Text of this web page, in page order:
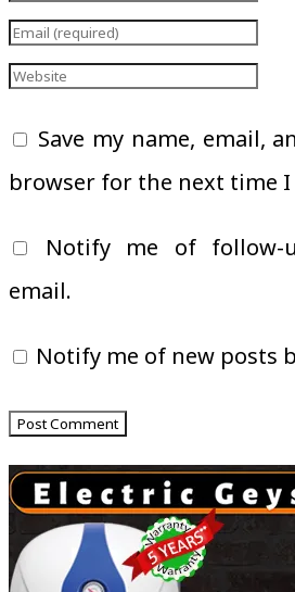
Save my name, email,
browser for the next time I
Notify me of follow-
email.
Notify me of new posts